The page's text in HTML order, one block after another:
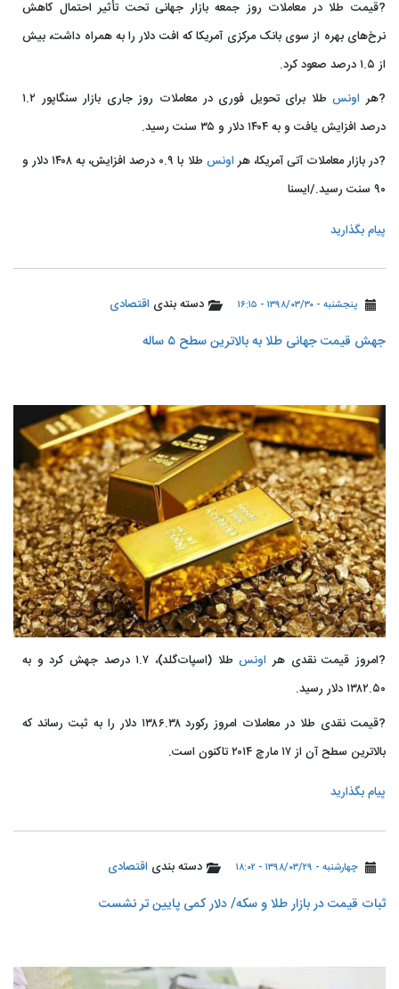
?قیمت طلا در معاملات روز جمعه بازار جهانی تحت تأثیر احتمال کاهش
نرخ‌های بهره از سوی بانک مرکزی آمریکا که افت دلار را به همراه داشت، بیش
از ۱.۵ درصد صعود کرد.
?هر اونس
طلا برای تحویل فوری در معاملات روز جاری بازار سنگاپور ۱.۲
درصد افزایش یافت و به ۱۴۰۴ دلار و ۳۵ سنت رسید.
?در بازار معاملات آتی آمریکا، هراونس
طلا با ۰.۹ درصد افزایش، به ۱۴۰۸ دلار و
۹۰ سنت رسید./ایسنا
پیام بگذارید
پنجشنبه - ۱۳۹۸/۰۳/۳۰ - ۱۶:۱۵ دسته بندی اقتصادی
️جهش قیمت جهانی طلا به بالاترین سطح ۵ ساله
?امروز قیمت نقدی هر اونس
طلا (اسپات‌گلد)، ۱.۷ درصد جهش کرد و به
۱۳۸۲.۵۰ دلار رسید.
?قیمت نقدی طلا در معاملات امروز رکورد ۱۳۸۶.۳۸ دلار را به ثبت رساند که
بالاترین سطح آن از ۱۷ مارچ ۲۰۱۴ تاکنون است.
پیام بگذارید
چهارشنبه - ۱۳۹۸/۰۳/۲۹ - ۱۸:۰۲ دسته بندی اقتصادی
ثبات قیمت در بازار طلا و سکه/ دلار کمی پایین تر نشست